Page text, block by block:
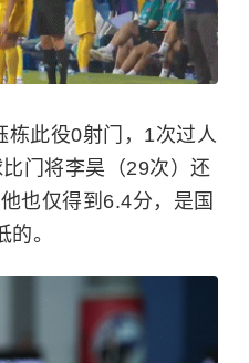
栋此役0射门，1次过人
门将李昊（29次）还
也仅得到6.4分，是国
。